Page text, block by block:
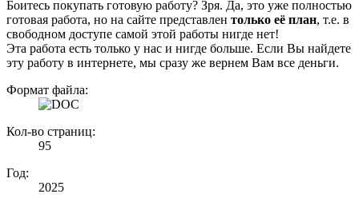
Боитесь покупать готовую работу? Зря. Да, это уже полностью
готовая работа, но на сайте представлен только её план, т.е. в
свободном доступе самой этой работы нигде нет!
Эта работа есть только у нас и нигде больше. Если Вы найдете
эту работу в интернете, мы сразу же вернем Вам все деньги.
Формат файла:
Кол-во страниц:
95
Год:
2025